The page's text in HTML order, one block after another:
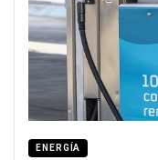
ENERGÍA